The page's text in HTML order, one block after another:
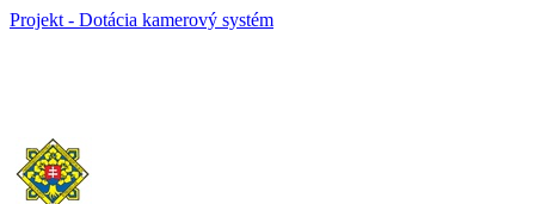
Projekt - Dotácia kamerový systém